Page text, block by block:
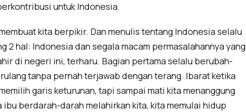
untuk Indonesia.
kita berpikir. Dan menulis tentang Indonesia selalu
2 hal: Indonesia dan segala macam permasalahannya yang
di negeri ini, terharu. Bagian pertama selalu berubah-
tanpa pernah terjawab dengan terang. Ibarat ketika
garis keturunan, tapi sampai mati kita menanggung
berdarah-darah melahirkan kita, kita memulai hidup